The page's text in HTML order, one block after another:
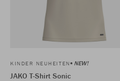
KINDER NEUHEITEN NEW!
JAKO T-Shirt Sonic